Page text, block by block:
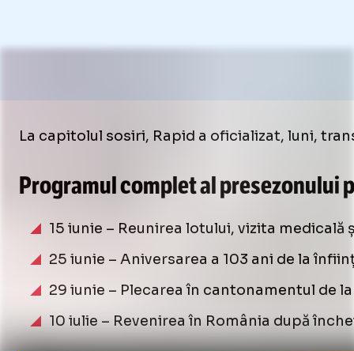
La capitolul sosiri, Rapid a oficializat, luni,
Programul complet al presezonului
15 iunie – Reunirea lotului, vizita
25 iunie – Aniversarea a 103 ani de la
29 iunie – Plecarea în cantonamentul de
10 iulie – Revenirea în România după